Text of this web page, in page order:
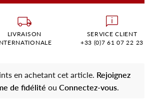
LIVRAISON
SERVICE CLIENT
+33 (0)7 61 07 22 23
en achetant cet article. Rejoignez
de fidélité ou Connectez-vous.